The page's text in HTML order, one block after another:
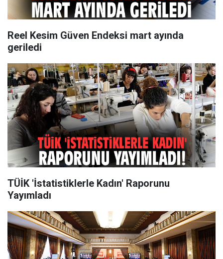
Reel Kesim Güven Endeksi mart ayında
geriledi
TÜİK 'İstatistiklerle Kadın' Raporunu
Yayımladı